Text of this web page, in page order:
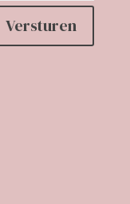
Versturen